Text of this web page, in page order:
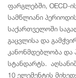
ფარგლებში, OECD-
სამწლიანი
საქართველოში
გაცვლისა და
კანონმდებლობა და
სტანდარტს.
10 ელემენტის